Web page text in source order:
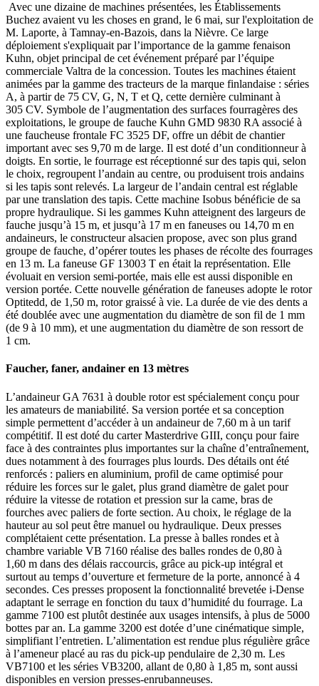
Avec une dizaine de machines présentées, les Établissements
Buchez avaient vu les choses en grand, le 6 mai, sur l'exploitation de
M. Laporte, à Tamnay-en-Bazois, dans la Nièvre. Ce large
déploiement s'expliquait par l’importance de la gamme fenaison
Kuhn, objet principal de cet événement préparé par l’équipe
commerciale Valtra de la concession. Toutes les machines étaient
animées par la gamme des tracteurs de la marque finlandaise : séries
A, à partir de 75 CV, G, N, T et Q, cette dernière culminant à
305 CV. Symbole de l’augmentation des surfaces fourragères des
exploitations, le groupe de fauche Kuhn GMD 9830 RA associé à
une faucheuse frontale FC 3525 DF, offre un débit de chantier
important avec ses 9,70 m de large. Il est doté d’un conditionneur à
doigts. En sortie, le fourrage est réceptionné sur des tapis qui, selon
le choix, regroupent l’andain au centre, ou produisent trois andains
si les tapis sont relevés. La largeur de l’andain central est réglable
par une translation des tapis. Cette machine Isobus bénéficie de sa
propre hydraulique. Si les gammes Kuhn atteignent des largeurs de
fauche jusqu’à 15 m, et jusqu’à 17 m en faneuses ou 14,70 m en
andaineurs, le constructeur alsacien propose, avec son plus grand
groupe de fauche, d’opérer toutes les phases de récolte des fourrages
en 13 m. La faneuse GF 13003 T en était la représentation. Elle
évoluait en version semi-portée, mais elle est aussi disponible en
version portée. Cette nouvelle génération de faneuses adopte le rotor
Optitedd, de 1,50 m, rotor graissé à vie. La durée de vie des dents a
été doublée avec une augmentation du diamètre de son fil de 1 mm
(de 9 à 10 mm), et une augmentation du diamètre de son ressort de
1 cm.
Faucher, faner, andainer en 13 mètres
L’andaineur GA 7631 à double rotor est spécialement conçu pour
les amateurs de maniabilité. Sa version portée et sa conception
simple permettent d’accéder à un andaineur de 7,60 m à un tarif
compétitif. Il est doté du carter Masterdrive GIII, conçu pour faire
face à des contraintes plus importantes sur la chaîne d’entraînement,
dues notamment à des fourrages plus lourds. Des détails ont été
renforcés : paliers en aluminium, profil de came optimisé pour
réduire les forces sur le galet, plus grand diamètre de galet pour
réduire la vitesse de rotation et pression sur la came, bras de
fourches avec paliers de forte section. Au choix, le réglage de la
hauteur au sol peut être manuel ou hydraulique. Deux presses
complétaient cette présentation. La presse à balles rondes et à
chambre variable VB 7160 réalise des balles rondes de 0,80 à
1,60 m dans des délais raccourcis, grâce au pick-up intégral et
surtout au temps d’ouverture et fermeture de la porte, annoncé à 4
secondes. Ces presses proposent la fonctionnalité brevetée i-Dense
adaptant le serrage en fonction du taux d’humidité du fourrage. La
gamme 7100 est plutôt destinée aux usages intensifs, à plus de 5000
bottes par an. La gamme 3200 est dotée d’une cinématique simple,
simplifiant l’entretien. L’alimentation est rendue plus régulière grâce
à l’ameneur placé au ras du pick-up pendulaire de 2,30 m. Les
VB7100 et les séries VB3200, allant de 0,80 à 1,85 m, sont aussi
disponibles en version presses-enrubanneuses.